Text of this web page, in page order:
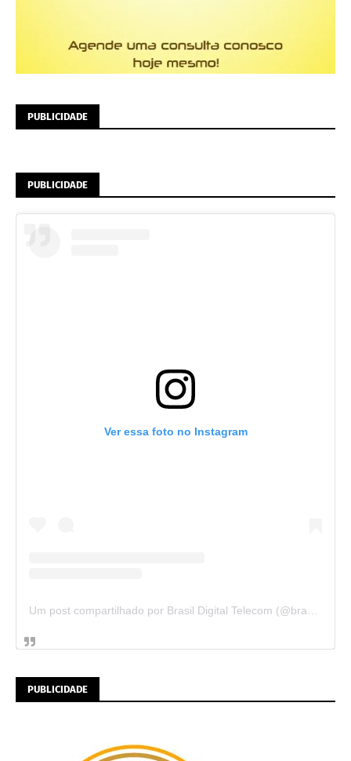
PUBLICIDADE
PUBLICIDADE
Ver essa foto no Instagram
PUBLICIDADE